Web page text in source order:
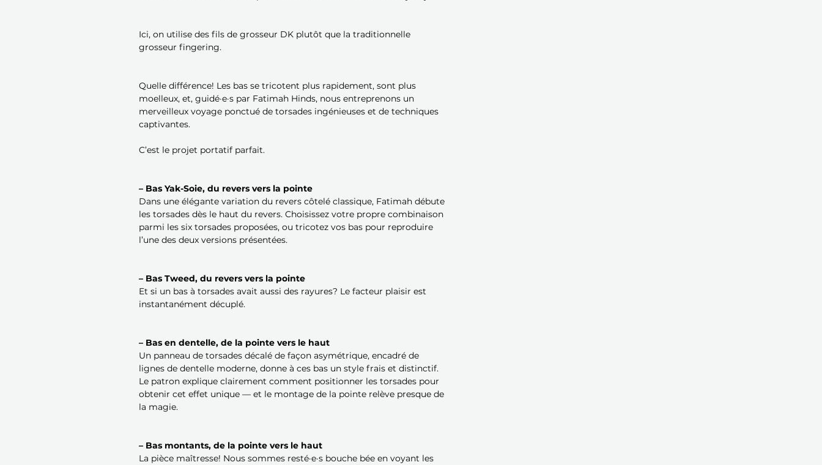
Ici, on utilise des fils de grosseur DK plutôt que la traditionnelle
grosseur fingering.
Quelle différence! Les bas se tricotent plus rapidement, sont plus
moelleux, et, guidé·e·s par Fatimah Hinds, nous entreprenons un
merveilleux voyage ponctué de torsades ingénieuses et de techniques
captivantes.
C’est le projet portatif parfait.
– Bas Yak-Soie, du revers vers la pointe
Dans une élégante variation du revers côtelé classique, Fatimah débute
les torsades dès le haut du revers. Choisissez votre propre combinaison
parmi les six torsades proposées, ou tricotez vos bas pour reproduire
l’une des deux versions présentées.
– Bas Tweed, du revers vers la pointe
Et si un bas à torsades avait aussi des rayures? Le facteur plaisir est
instantanément décuplé.
– Bas en dentelle, de la pointe vers le haut
Un panneau de torsades décalé de façon asymétrique, encadré de
lignes de dentelle moderne, donne à ces bas un style frais et distinctif.
Le patron explique clairement comment positionner les torsades pour
obtenir cet effet unique — et le montage de la pointe relève presque de
la magie.
– Bas montants, de la pointe vers le haut
La pièce maîtresse! Nous sommes resté·e·s bouche bée en voyant les